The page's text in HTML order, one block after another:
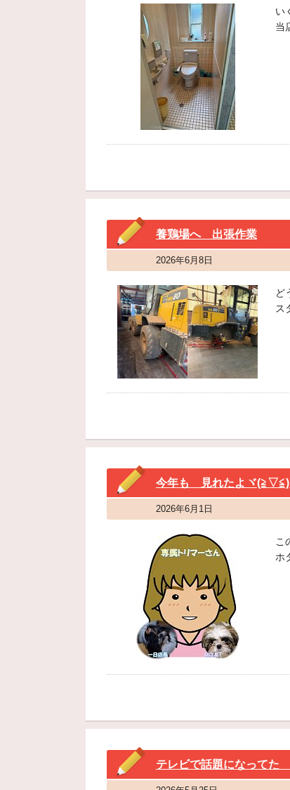
い
当
養鶏場へ 出張作業
2026年6月8日
ど
ス
今年も 見れたよヾ(≧▽≦)
2026年6月1日
こ
ホ
テレビで話題になって